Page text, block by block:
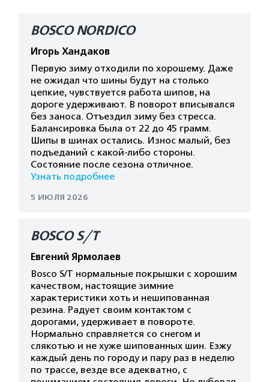
BOSCO NORDICO
Игорь Хандаков
Первую зиму отходили по хорошему. Даже
не ожидал что шины будут на столько
цепкие, чувствуется работа шипов, на
дороге удерживают. В поворот вписывался
без заноса. Отъездил зиму без стресса.
Балансировка была от 22 до 45 грамм.
Шипы в шинах остались. Износ малый, без
подъеданий с какой-либо стороны.
Состояние после сезона отличное.
Узнать подробнее
5 ИЮЛЯ 2026
BOSCO S/T
Евгений Ярмолаев
Bosco S/T нормальные покрышки с хорошим
качеством, настоящие зимние
характеристики хоть и нешипованная
резина. Радует своим контактом с
дорогами, удерживает в повороте.
Нормально справляется со снегом и
слякотью и не хуже шипованных шин. Езжу
каждый день по городу и пару раз в неделю
по трассе, везде все адекватно, с